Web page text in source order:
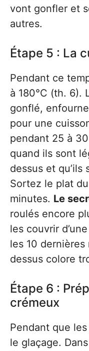
vont gonfler et
autres.
Étape 5 : La
Pendant ce
à 180°C (th. 6).
gonflé,
pour une
pendant 25 à
quand ils sont
dessus et
Sortez le plat
minutes. Le
roulés encore
les couvrir
les 10
dessus colore
Étape 6 :
crémeux
Pendant que
le glaçage.